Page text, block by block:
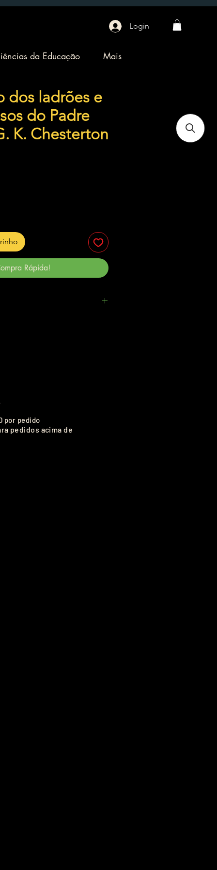
Login
da Educação Mais
dos ladrões e
do Padre
K. Chesterton
Rápida!
por pedido
pedidos acima de